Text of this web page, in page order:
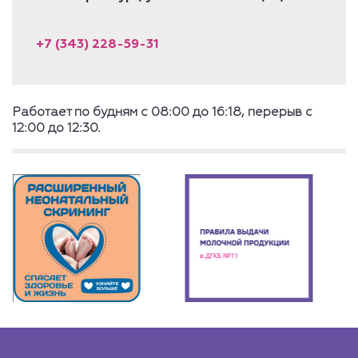
+7 (343) 228-59-31
Работает по будням с 08:00 до 16:18, перерыв с
12:00 до 12:30.